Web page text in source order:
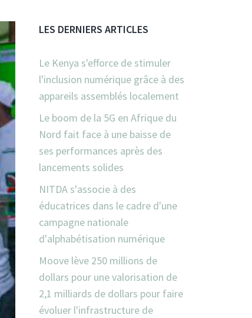
LES DERNIERS ARTICLES
Le Kenya s'efforce de stimuler
l'inclusion numérique grâce à des
appareils assemblés localement
Le boom de la 5G en Afrique du
Nord fait face à une baisse de
ses performances après des
lancements solides
NITDA s'associe à des
éducatrices dans le cadre d'une
campagne nationale
d'alphabétisation numérique
Moove lève 250 millions de
dollars pour une valorisation de
2,1 milliards de dollars pour faire
évoluer l'infrastructure de